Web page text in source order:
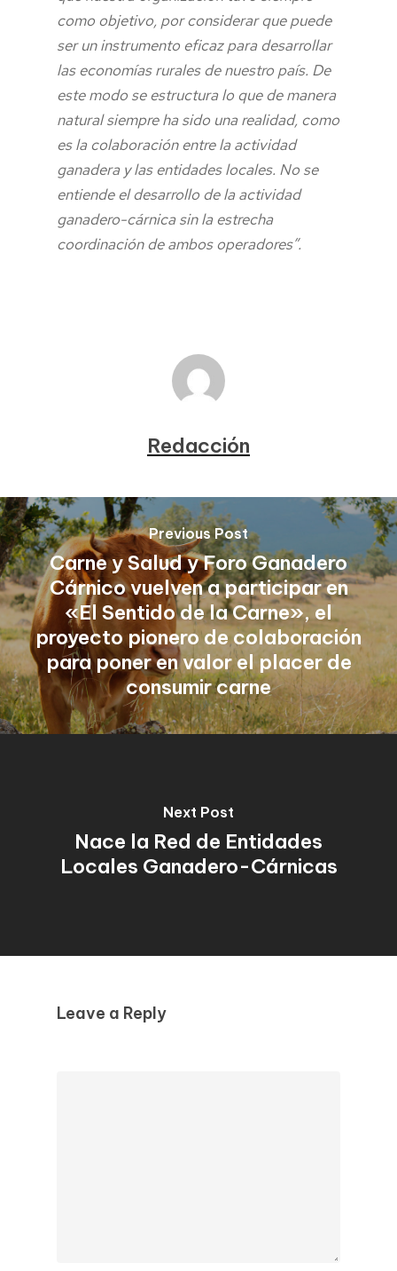
como objetivo, por considerar que puede
ser un instrumento eficaz para desarrollar
las economías rurales de nuestro país. De
este modo se estructura lo que de manera
natural siempre ha sido una realidad, como
es la colaboración entre la actividad
ganadera y las entidades locales. No se
entiende el desarrollo de la actividad
ganadero-cárnica sin la estrecha
coordinación de ambos operadores”.
Redacción
Previous Post
Carne y Salud y Foro Ganadero
Cárnico vuelven a participar en
«El Sentido de la Carne», el
proyecto pionero de colaboración
para poner en valor el placer de
consumir carne
Next Post
Nace la Red de Entidades
Locales Ganadero-Cárnicas
Leave a Reply